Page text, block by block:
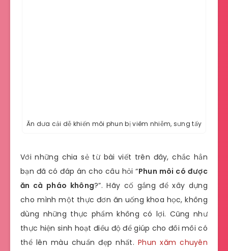
Ăn dưa cải dễ khiến môi phun bị viêm nhiễm, sưng tấy
Với những chia sẻ từ bài viết trên đây, chắc hẳn
bạn đã có đáp án cho câu hỏi “Phun môi có được
ăn cà pháo không?”. Hãy cố gắng để xây dựng
cho mình một thực đơn ăn uống khoa học, không
dùng những thực phẩm không có lợi. Cũng như
thực hiện sinh hoạt điều độ để giúp cho đôi môi có
thể lên màu chuẩn đẹp nhất. Phun xăm chuyên